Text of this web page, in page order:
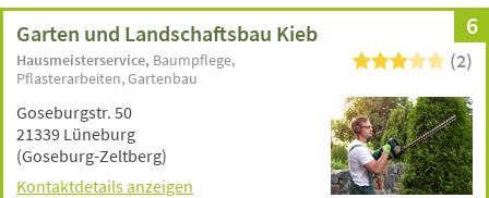
6
Garten und Landschaftsbau Kieb
Hausmeisterservice Baumpflege
Pflasterarbeiten Gartenbau
(2)
Goseburgstr. 50
21339 Lüneburg
(Goseburg-Zeltberg)
Kontaktdetails anzeigen